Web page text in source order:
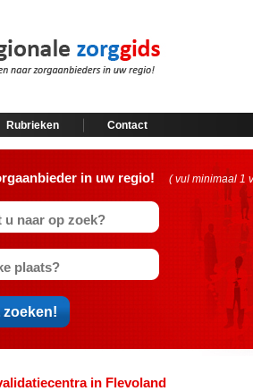
Rubrieken Contact
in uw regio! ( vul minimaal 1
in Flevoland